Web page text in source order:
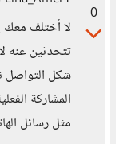
0
لا أختلف معك
تتحدثين عنه
شكل التواصل
المشاركة
مثل رسائل